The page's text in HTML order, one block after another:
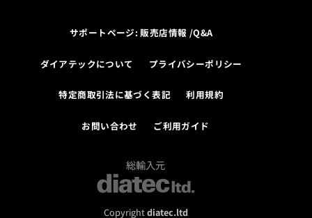
サポートページ: 販売店情報 /Q&A
ダイアテックについて プライバシーポリシー
特定商取引法に基づく表記 利用規約
お問い合わせ ご利用ガイド
総輸入元
Copyrightdiatec.ltd